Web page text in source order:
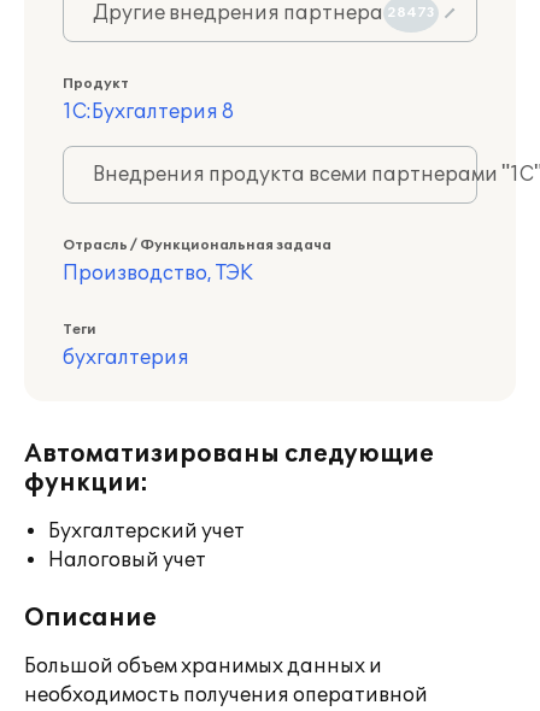
Другие внедрения партнера 28473
Продукт
1С:Бухгалтерия 8
Внедрения продукта всеми партнерами
Отрасль / Функциональная задача
Производство, ТЭК
Теги
бухгалтерия
Автоматизированы следующие
функции:
Бухгалтерский учет
Налоговый учет
Описание
Большой объем хранимых данных и
необходимость получения оперативной